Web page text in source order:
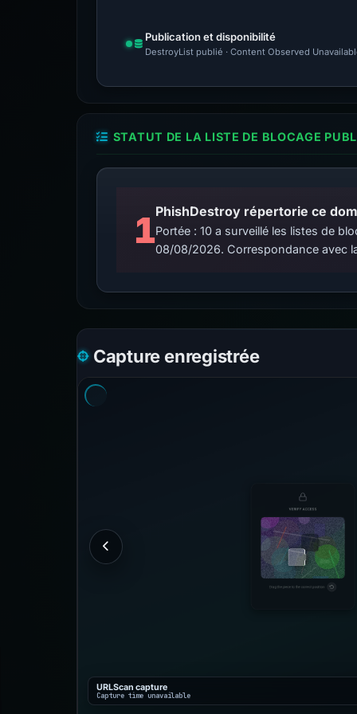
Publication et disponibilité
DestroyList publié · Content Observed
STATUT DE LA LISTE DE BLOCAGE
1PhishDestroy répertorie ce
Portée : 10 a surveillé les listes de
08/08/2026. Correspondance avec
Capture enregistrée
URLScan capture
Capture time unavailable